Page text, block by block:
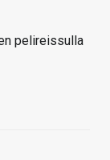
pelireissulla